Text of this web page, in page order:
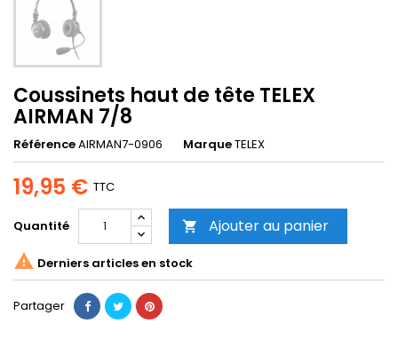
Coussinets haut de tête TELEX
AIRMAN 7/8
RéférenceAIRMAN7-0906 MarqueTELEX
19,95 € TTC
Quantité  Ajouter au panier
 Derniers articles en stock
Partager